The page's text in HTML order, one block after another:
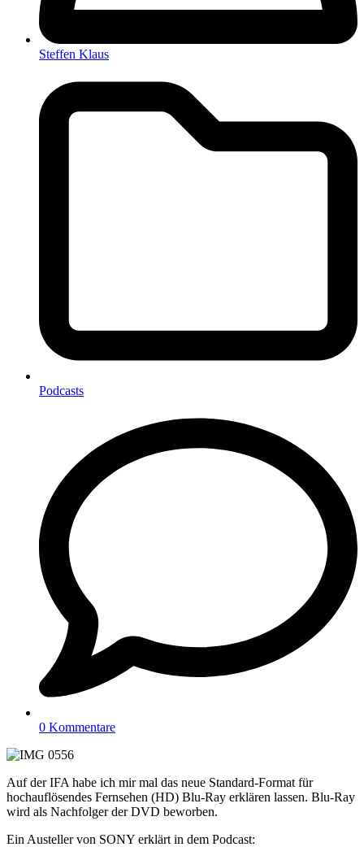
Steffen Klaus
Podcasts
0 Kommentare
Auf der IFA habe ich mir mal das neue Standard-Format für
hochauflösendes Fernsehen (HD) Blu-Ray erklären lassen. Blu-Ray
wird als Nachfolger der DVD beworben.
Ein Austeller von SONY erklärt in dem Podcast: